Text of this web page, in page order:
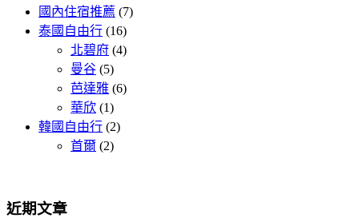
國內住宿推薦 (7)
泰國自由行 (16)
北碧府 (4)
曼谷 (5)
芭達雅 (6)
華欣 (1)
韓國自由行 (2)
首爾 (2)
近期文章